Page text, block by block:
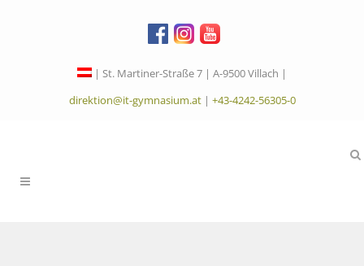
| St. Martiner-Straße 7 | A-9500 Villach |
direktion@it-gymnasium.at| +43-4242-56305-0